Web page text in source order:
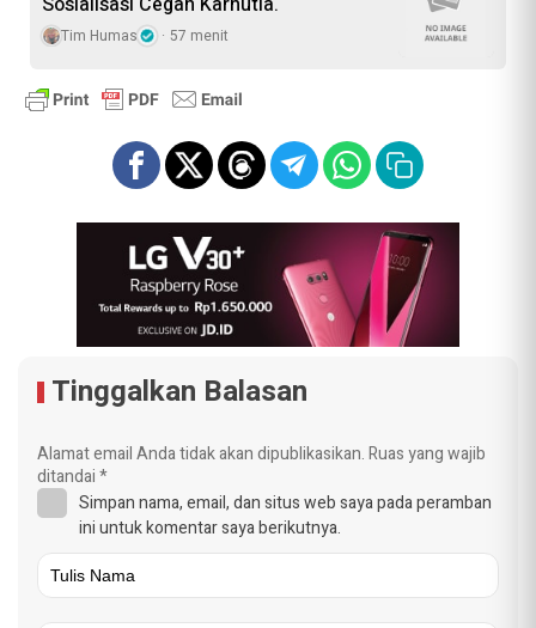
Tim Humas 57 menit
Tinggalkan Balasan
Alamat email Anda tidak akan dipublikasikan.Ruas yang wajib
ditandai*
Simpan nama, email, dan situs web saya pada peramban
ini untuk komentar saya berikutnya.